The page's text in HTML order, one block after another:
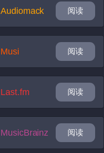
Audiomack 阅读
Musi 阅读
Last.fm 阅读
MusicBrainz 阅读